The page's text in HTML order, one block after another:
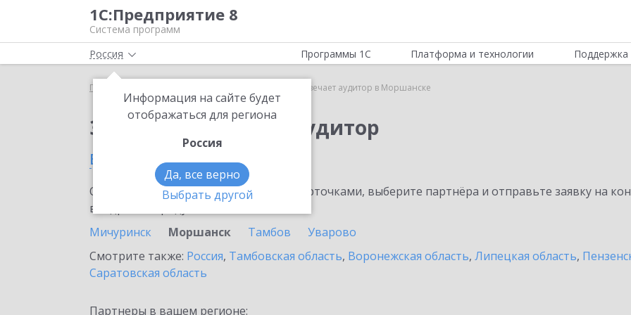
1С:Предприятие 8
Система программ
Россия
Информация на сайте будет
отображаться для региона
Россия
Да, все верно
Выбрать другой
Программы 1С Платформа и технологии Поддержка
Главная Отвечает аудитор в Моршанске
Заказать Отвечает аудитор
в Моршанске
Ознакомьтесь с информационными карточками, выберите партнёра и отправьте заявку на
внедрение продукта.
Мичуринск
Моршанск Тамбов
Уварово
Смотрите также: Россия, Тамбовская область, Воронежская область, Липецкая область,
Саратовская область
Партнеры в вашем регионе: